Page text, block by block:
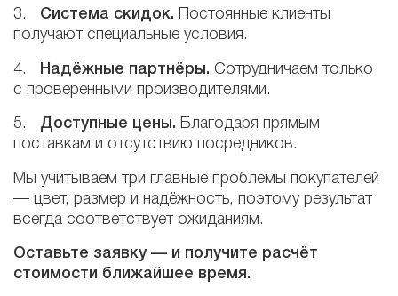
3. Система скидок. Постоянные клиенты
получают специальные условия.
4. Надёжные партнёры. Сотрудничаем только
с проверенными производителями.
5. Доступные цены. Благодаря прямым
поставкам и отсутствию посредников.
Мы учитываем три главные проблемы покупателей
— цвет, размер и надёжность, поэтому результат
всегда соответствует ожиданиям.
Оставьте заявку — и получите расчёт
стоимости ближайшее время.